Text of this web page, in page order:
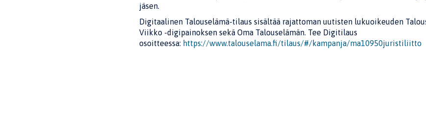
jäsen.
Digitaalinen Talouselämä-tilaus sisältää rajattoman uutisten lukuoikeuden
Viikko -digipainoksen sekä Oma Talouselämän. Tee Digitilaus
osoitteessa: https://www.talouselama.fi/tilaus/#/kampanja/ma10950juristiliitto